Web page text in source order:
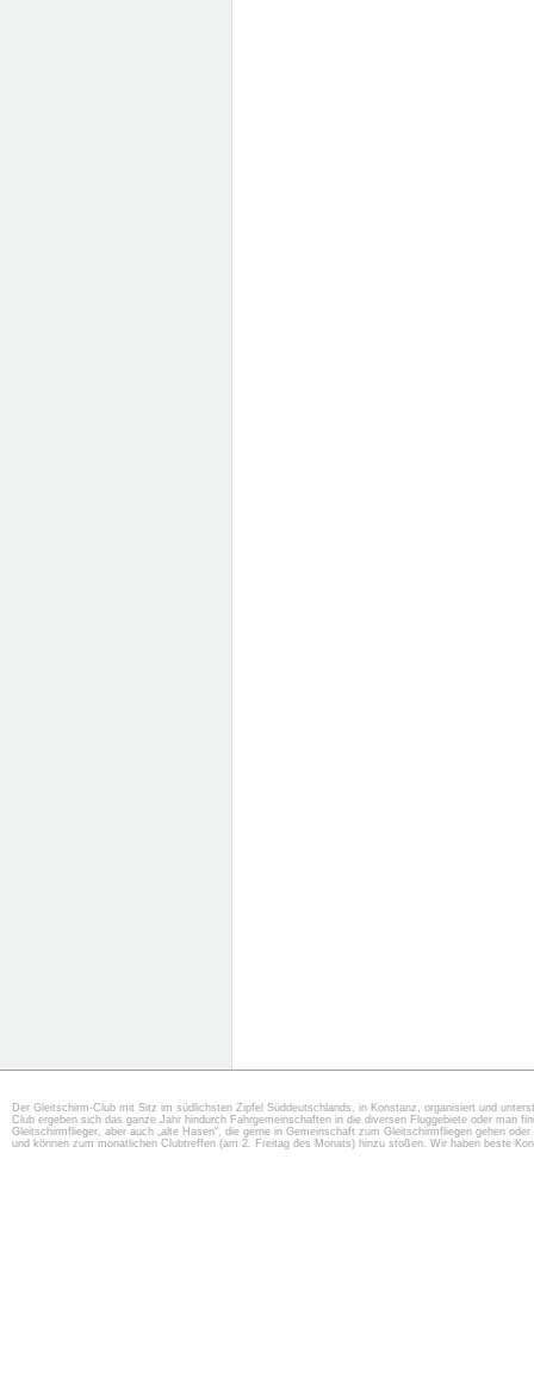
Der Gleitschirm-Club mit Sitz im südlichsten Zipfel Süddeutschlands, in Konstanz, organisiert und
Club ergeben sich das ganze Jahr hindurch Fahrgemeinschaften in die diversen Fluggebiete oder man
Gleitschirmflieger, aber auch „alte Hasen“, die gerne in Gemeinschaft zum Gleitschirmfliegen gehen
und können zum monatlichen Clubtreffen (am 2. Freitag des Monats) hinzu stoßen. Wir haben beste